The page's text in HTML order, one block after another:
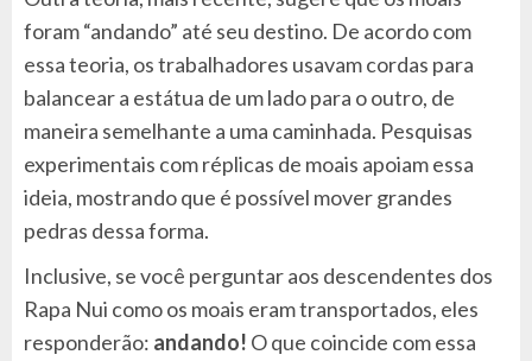
foram “andando” até seu destino. De acordo com
essa teoria, os trabalhadores usavam cordas para
balancear a estátua de um lado para o outro, de
maneira semelhante a uma caminhada. Pesquisas
experimentais com réplicas de moais apoiam essa
ideia, mostrando que é possível mover grandes
pedras dessa forma.
Inclusive, se você perguntar aos descendentes dos
Rapa Nui como os moais eram transportados, eles
responderão: andando! O que coincide com essa